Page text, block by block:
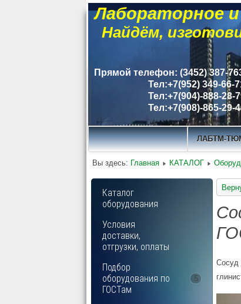
Лабораторное
Найдём,
Прямой телефон: (3452) 387-
Тел:+7(952) 349-66-
Тел:+7(904)-888-28-
Тел:+7(908)-865-29-
ЛАБТМ-
Вы здесь: Главная КАТАЛОГ
Каталог
оборудования
Условия
доставки,
отгрузки, оплаты
Подбор
оборудования по
ГОСТам
5
Сосуд